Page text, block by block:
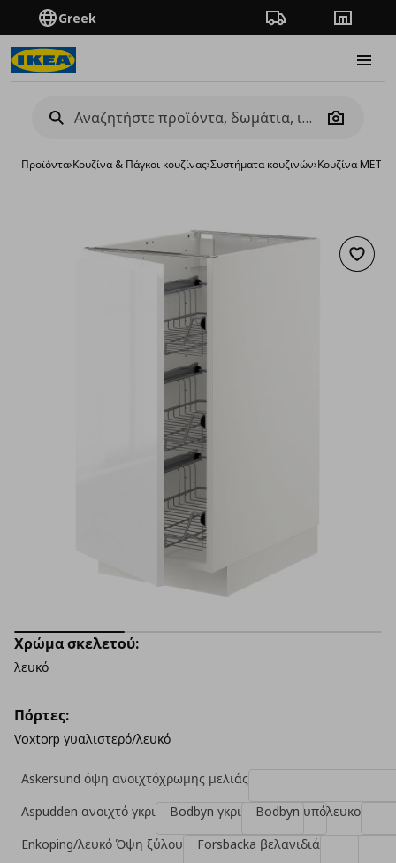
Greek Πορεία παραγγελίας
Camera
Προϊόντα›Κουζίνα & Πάγκοι κουζίνας›Συστήματα κουζινών›Κουζίνα
Χρώμα σκελετού:
λευκό
Πόρτες:
Voxtorp γυαλιστερό/λευκό
Askersund όψη ανοιχτόχρωμης μελιάς
Aspudden ανοιχτό γκρι
Bodbyn γκρι
Bodbyn υπόλευκο
Enkoping/λευκό Όψη ξύλου
Forsbacka βελανιδιά